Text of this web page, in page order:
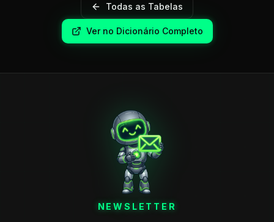
Todas as Tabelas
Ver no Dicionário Completo
NEWSLETTER